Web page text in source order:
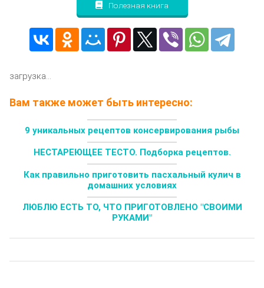
Полезная книга
загрузка...
Вам также может быть интересно:
9 уникальных рецептов консервирования рыбы
НЕСТАРЕЮЩЕЕ ТЕСТО. Подборка рецептов.
Как правильно приготовить пасхальный кулич в
домашних условиях
ЛЮБЛЮ ЕСТЬ ТО, ЧТО ПРИГОТОВЛЕНО "СВОИМИ
РУКАМИ"